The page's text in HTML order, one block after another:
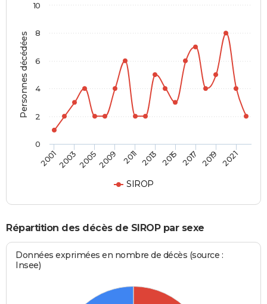
Personnes décédées
SIROP
2001200320052009 2011 2013 2015 2017 2019 2021
0
2
4
6
8
10
Répartition des décès de SIROP par sexe
Données exprimées en nombre de décès (source :
Insee)